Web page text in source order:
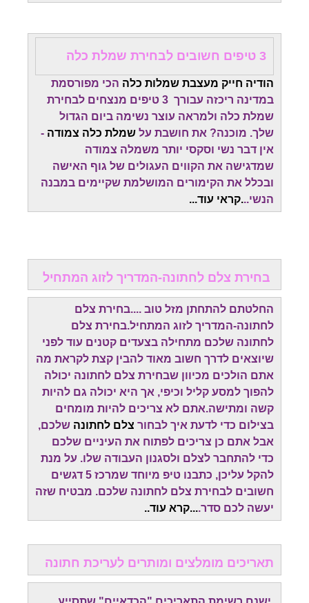
3 טיפים חשובים לבחירת שמלת כלה
הודיה חייק מעצבת שמלות כלה הכי מפורסמת
במדינה ריכזה עבורך 3 טיפים מנצחים לבחירת
שמלת כלה ולמראה עוצר נשימה ביום הגדול
שלך. מוכנה? את חושבת על שמלת כלה צמודה -
אין דבר נשי וסקסי יותר משמלה צמודה
שמדגישה את הקווים העגולים של גוף האישה
ובכלל את הקימורים המושלמת שקיימים במבנה
הנשי...קראי עוד...
בחירת צלם לחתונה-המדריך לזוג המתחיל
החלטתם להתחתן מזל טוב ....בחירת צלם
לחתונה-המדריך לזוג המתחיל.בחירת צלם
לחתונה שלכם מתחילה בצעדים קטנים עוד לפני
שיוצאים לדרך חשוב מאוד להבין קצת לקראת מה
אתם הולכים מכיוון שבחירת צלם לחתונה יכולה
להפוך למסע קליל וכיפי, אך היא יכולה גם להיות
קשה ומתישה.אתם לא צריכים להיות מומחים
בצילום כדי לדעת איך לבחור צלם לחתונה שלכם,
אבל אתם כן צריכים לפתוח את העיניים שלכם
כדי להתחבר לצלם ולסגנון העבודה שלו. על מנת
להקל עליכן, כתבנו טיפ מיוחד שמרכז 5 דגשים
חשובים לבחירת צלם לחתונה שלכם. מבטיח שזה
יעשה לכם סדר....קרא עוד..
תאריכים מומלצים ומותרים לעריכת חתונה